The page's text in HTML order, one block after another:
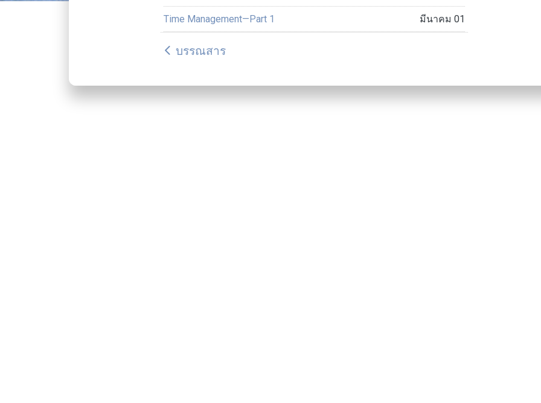
Time Management—Part 1 มีนาคม 01
arrow_back_ios บรรณสาร